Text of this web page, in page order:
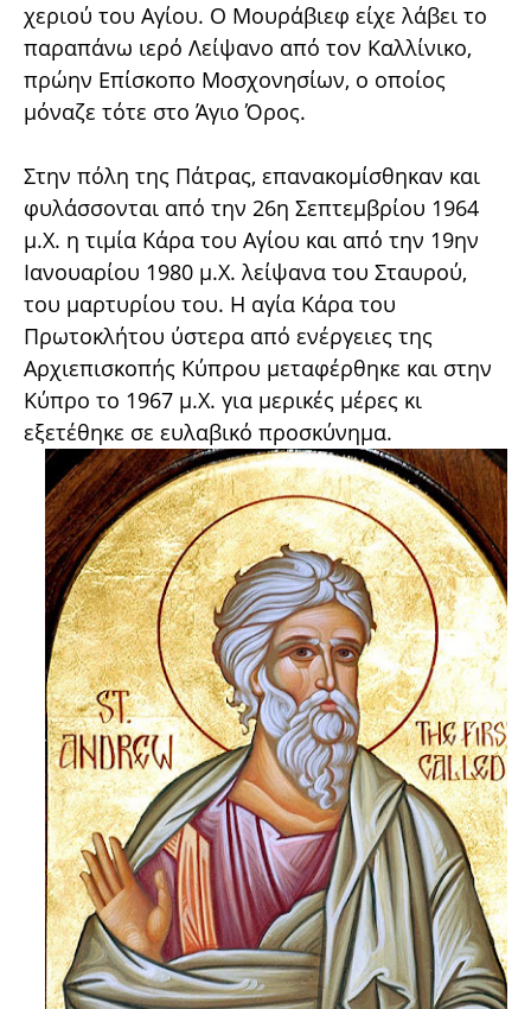
χεριού του Αγίου. Ο Μουράβιεφ είχε λάβει το
παραπάνω ιερό Λείψανο από τον Καλλίνικο,
πρώην Επίσκοπο Μοσχονησίων, ο οποίος
μόναζε τότε στο Άγιο Όρος.
Στην πόλη της Πάτρας, επανακομίσθηκαν και
φυλάσσονται από την 26η Σεπτεμβρίου 1964
μ.Χ. η τιμία Κάρα του Αγίου και από την 19ην
Ιανουαρίου 1980 μ.Χ. λείψανα του Σταυρού,
του μαρτυρίου του. Η αγία Κάρα του
Πρωτοκλήτου ύστερα από ενέργειες της
Αρχιεπισκοπής Κύπρου μεταφέρθηκε και στην
Κύπρο το 1967 μ.Χ. για μερικές μέρες κι
εξετέθηκε σε ευλαβικό προσκύνημα.